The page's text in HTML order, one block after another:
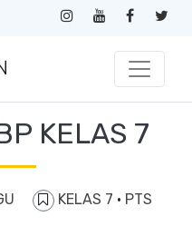
KELAS 7
KELAS 7 · PTS